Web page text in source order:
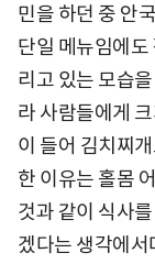
민을 하던 중 안
단일 메뉴임에
리고 있는 모습
라 사람들에게
이 들어 김치찌
한 이유는 홀몸
것과 같이 식사
겠다는 생각에서